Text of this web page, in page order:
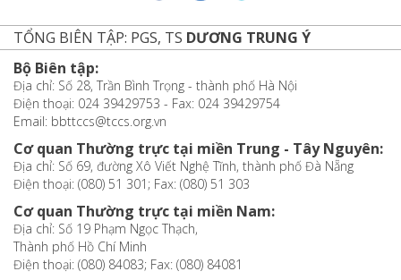
TỔNG BIÊN TẬP: PGS, TS DƯƠNG TRUNG Ý
Bộ Biên tập:
Địa chỉ: Số 28, Trần Bình Trọng - thành phố Hà Nội
Điện thoại: 024 39429753 - Fax: 024 39429754
Email: bbttccs@tccs.org.vn
Cơ quan Thường trực tại miền Trung - Tây Nguyên:
Địa chỉ: Số 69, đường Xô Viết Nghệ Tĩnh, thành phố Đà Nẵng
Điện thoại: (080) 51 301; Fax: (080) 51 303
Cơ quan Thường trực tại miền Nam:
Địa chỉ: Số 19 Phạm Ngọc Thạch,
Thành phố Hồ Chí Minh
Điện thoại: (080) 84083; Fax: (080) 84081